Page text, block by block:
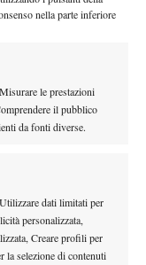
nella parte inferiore
le prestazioni
il pubblico
da fonti diverse.
dati limitati per
personalizzata,
Creare profili per
la selezione di contenuti
il servizio dunque
non sarà più